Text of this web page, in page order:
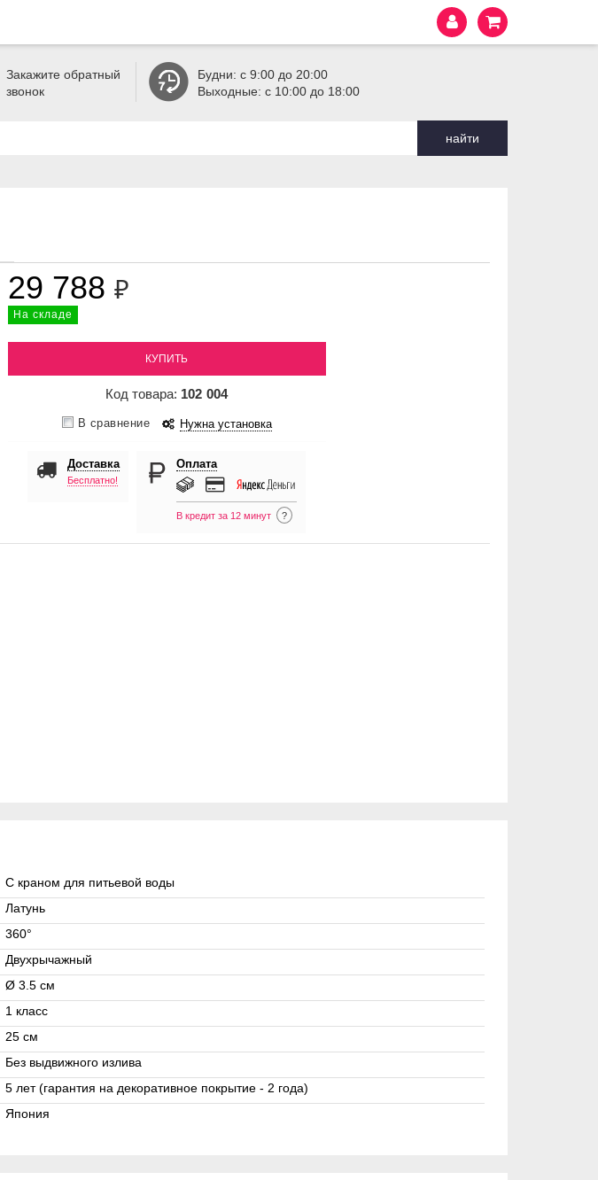
Закажите обратный
звонок
Будни: с 9:00 до 20:00
Выходные: с 10:00 до 18:00
найти
29 788 ₽
На складе
КУПИТЬ
Код товара: 102 004
В сравнение Нужна установка
Доставка
Бесплатно!
Оплата
В кредит за 12 минут ?
С краном для питьевой воды
Латунь
360°
Двухрычажный
Ø 3.5 см
1 класс
25 см
Без выдвижного излива
5 лет (гарантия на декоративное покрытие - 2 года)
Япония